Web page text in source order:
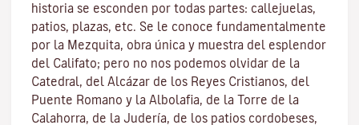
historia se esconden por todas partes: callejuelas,
patios, plazas, etc. Se le conoce fundamentalmente
por la Mezquita, obra única y muestra del esplendor
del Califato; pero no nos podemos olvidar de la
Catedral, del Alcázar de los Reyes Cristianos, del
Puente Romano y la Albolafia, de la Torre de la
Calahorra, de la Juderí­a, de los patios cordobeses,